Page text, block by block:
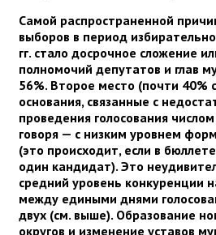
Самой распространенной
выборов в период
гг. стало досрочное сложение
полномочий депутатов и глав
56%. Второе место (почти 40%
основания, связанные с
проведения голосования
говоря — с низким уровнем
(это происходит, если в
один кандидат). Это
средний уровень конкуренции
между едиными днями
двух (см. выше). Образование
округов и изменение уставов